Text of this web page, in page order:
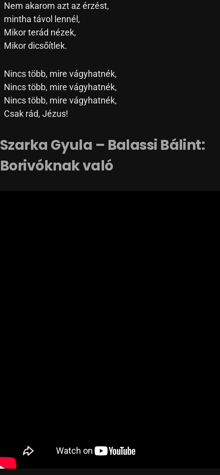
Nem akarom azt az érzést,
mintha távol lennél,
Mikor terád nézek,
Mikor dicsőítlek.
Nincs több, mire vágyhatnék,
Nincs több, mire vágyhatnék,
Nincs több, mire vágyhatnék,
Csak rád, Jézus!
Szarka Gyula – Balassi Bálint:
Borivóknak való